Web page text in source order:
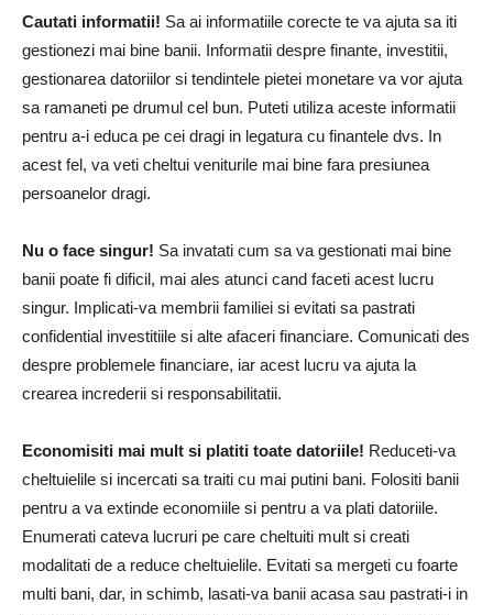
Cautati informatii! Sa ai informatiile corecte te va ajuta sa iti
gestionezi mai bine banii. Informatii despre finante, investitii,
gestionarea datoriilor si tendintele pietei monetare va vor ajuta
sa ramaneti pe drumul cel bun. Puteti utiliza aceste informatii
pentru a-i educa pe cei dragi in legatura cu finantele dvs. In
acest fel, va veti cheltui veniturile mai bine fara presiunea
persoanelor dragi.
Nu o face singur! Sa invatati cum sa va gestionati mai bine
banii poate fi dificil, mai ales atunci cand faceti acest lucru
singur. Implicati-va membrii familiei si evitati sa pastrati
confidential investitiile si alte afaceri financiare. Comunicati des
despre problemele financiare, iar acest lucru va ajuta la
crearea increderii si responsabilitatii.
Economisiti mai mult si platiti toate datoriile! Reduceti-va
cheltuielile si incercati sa traiti cu mai putini bani. Folositi banii
pentru a va extinde economiile si pentru a va plati datoriile.
Enumerati cateva lucruri pe care cheltuiti mult si creati
modalitati de a reduce cheltuielile. Evitati sa mergeti cu foarte
multi bani, dar, in schimb, lasati-va banii acasa sau pastrati-i in